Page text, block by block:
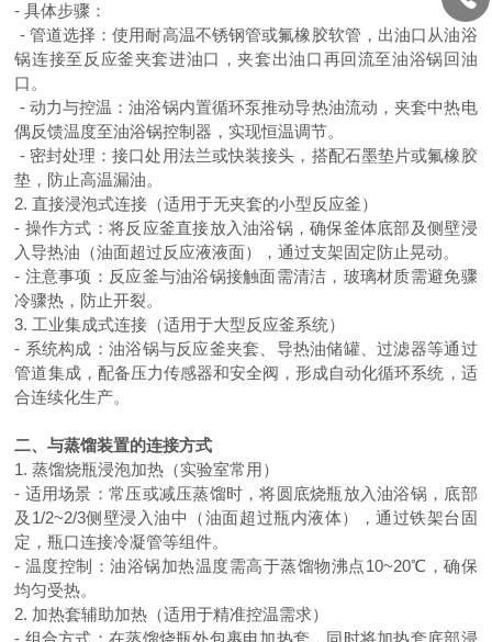
- 具体步骤：
- 管道选择：使用耐高温不锈钢管或氟橡胶软管，出油口从油浴
锅连接至反应釜夹套进油口，夹套出油口再回流至油浴锅回油
口。
- 动力与控温：油浴锅内置循环泵推动导热油流动，夹套中热电
偶反馈温度至油浴锅控制器，实现恒温调节。
- 密封处理：接口处用法兰或快装接头，搭配石墨垫片或氟橡胶
垫，防止高温漏油。
2. 直接浸泡式连接（适用于无夹套的小型反应釜）
- 操作方式：将反应釜直接放入油浴锅，确保釜体底部及侧壁浸
入导热油（油面超过反应液液面），通过支架固定防止晃动。
- 注意事项：反应釜与油浴锅接触面需清洁，玻璃材质需避免骤
冷骤热，防止开裂。
3. 工业集成式连接（适用于大型反应釜系统）
- 系统构成：油浴锅与反应釜夹套、导热油储罐、过滤器等通过
管道集成，配备压力传感器和安全阀，形成自动化循环系统，适
合连续化生产。
二、与蒸馏装置的连接方式
1. 蒸馏烧瓶浸泡加热（实验室常用）
- 适用场景：常压或减压蒸馏时，将圆底烧瓶放入油浴锅，底部
及 1/2~2/3侧壁浸入油中（油面超过瓶内液体），通过铁架台固
定，瓶口连接冷凝管等组件。
- 温度控制：油浴锅加热温度需高于蒸馏物沸点10~20℃，确保
均匀受热。
2. 加热套辅助加热（适用于精准控温需求）
- 组合方式：在蒸馏烧瓶外包裹电加热套，同时将加热套底部浸